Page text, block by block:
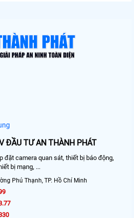
ĐẦU TƯ AN THÀNH PHÁT
đặt camera quan sát, thiết bị báo động,
bị mạng, ...
Phú Thạnh, TP. Hồ Chí Minh